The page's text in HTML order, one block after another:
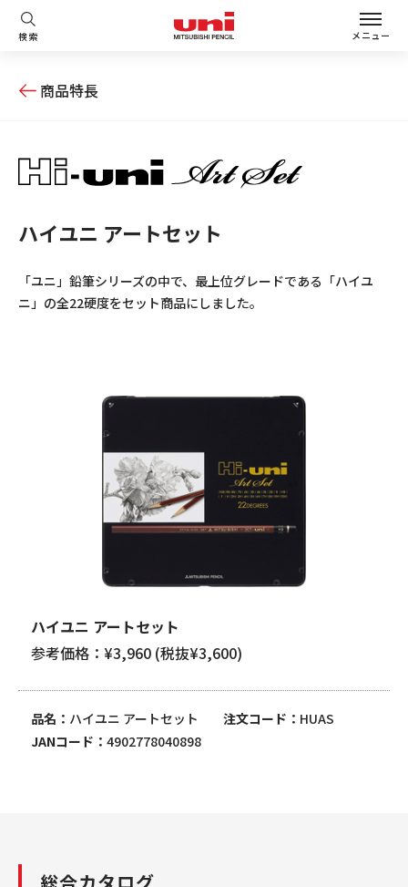
検索 メニュー
商品特長
ハイユニ アートセット
「ユニ」鉛筆シリーズの中で、最上位グレードである「ハイユ
ニ」の全22硬度をセット商品にしました。
ハイユニ アートセット
参考価格：¥3,960 (税抜¥3,600)
品名 ハイユニ アートセット 注文コード
HUAS
JANコード
4902778040898